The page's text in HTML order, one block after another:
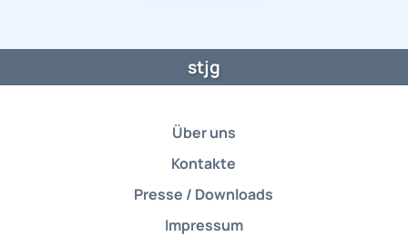
stjg
Über uns
Kontakte
Presse / Downloads
Impressum